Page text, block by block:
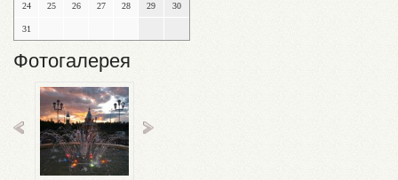
24 25 26 27 28 29 30
31
Фотогалерея